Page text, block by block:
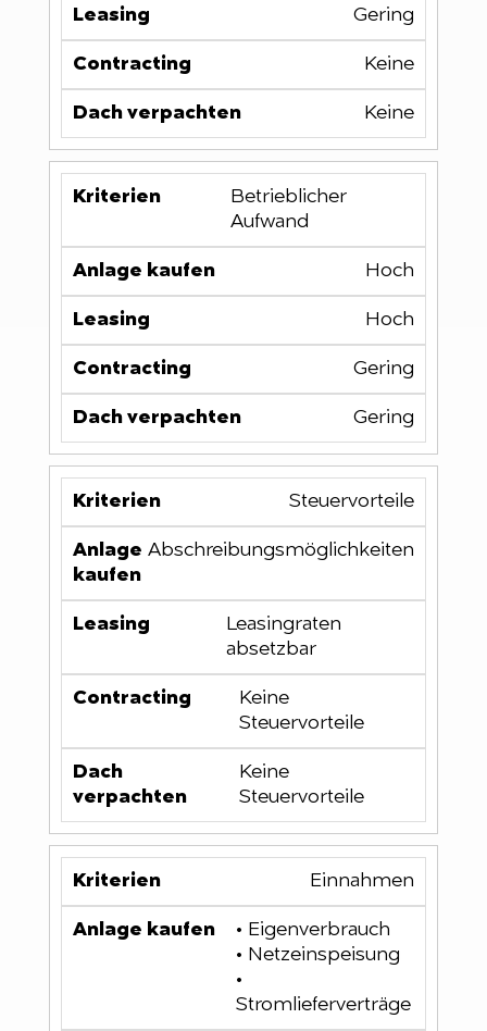
Gering
Keine
Keine
Betrieblicher
Aufwand
Hoch
Hoch
Gering
Gering
Steuervorteile
Abschreibungsmöglichkeiten
Leasingraten
absetzbar
Keine
Steuervorteile
Keine
Steuervorteile
Einnahmen
• Eigenverbrauch
• Netzeinspeisung
•
Stromlieferverträge